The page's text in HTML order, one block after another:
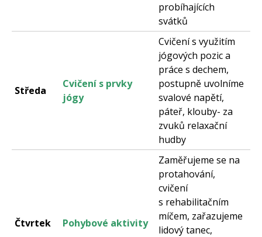
probíhajících
svátků
Středa
Cvičení s prvky
jógy
Cvičení s využitím
jógových pozic a
práce s dechem,
postupně uvolníme
svalové napětí,
páteř, klouby- za
zvuků relaxační
hudby
Čtvrtek Pohybové aktivity
Zaměřujeme se na
protahování,
cvičení
s rehabilitačním
míčem, zařazujeme
lidový tanec,